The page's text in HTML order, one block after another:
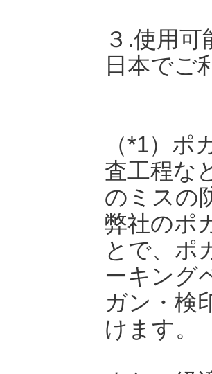
３.使用可
日本でご
（*1）
査工程な
のミスの
弊社のポ
とで、ポ
ーキング
ガン・検
けます。